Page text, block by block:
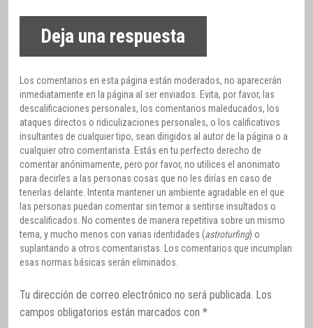
Deja una respuesta
Los comentarios en esta página están moderados, no aparecerán
inmediatamente en la página al ser enviados. Evita, por favor, las
descalificaciones personales, los comentarios maleducados, los
ataques directos o ridiculizaciones personales, o los calificativos
insultantes de cualquier tipo, sean dirigidos al autor de la página o a
cualquier otro comentarista. Estás en tu perfecto derecho de
comentar anónimamente, pero por favor, no utilices el anonimato
para decirles a las personas cosas que no les dirías en caso de
tenerlas delante. Intenta mantener un ambiente agradable en el que
las personas puedan comentar sin temor a sentirse insultados o
descalificados. No comentes de manera repetitiva sobre un mismo
tema, y mucho menos con varias identidades (astroturfing) o
suplantando a otros comentaristas. Los comentarios que incumplan
esas normas básicas serán eliminados.
Tu dirección de correo electrónico no será publicada. Los
campos obligatorios están marcados con *